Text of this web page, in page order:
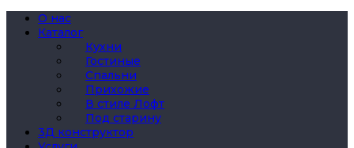
О нас
Каталог
Кухни
Гостиные
Спальни
Прихожие
В стиле Лофт
Под старину
3Д конструктор